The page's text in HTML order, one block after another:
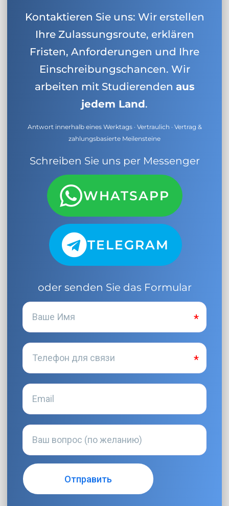
Kontaktieren Sie uns: Wir erstellen
Ihre Zulassungsroute, erklären
Fristen, Anforderungen und Ihre
Einschreibungschancen. Wir
arbeiten mit Studierenden aus
jedem Land.
Antwort innerhalb eines Werktags · Vertraulich · Vertrag &
zahlungsbasierte Meilensteine
Schreiben Sie uns per Messenger
WHATSAPP
TELEGRAM
oder senden Sie das Formular